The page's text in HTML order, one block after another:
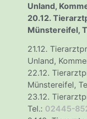
Unland,
20.12.
Münstereifel,
21.12.
Unland,
22.12.
Münstereifel,
23.12.
Tel.: 02445-